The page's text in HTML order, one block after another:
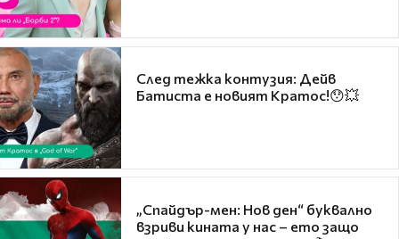
След тежка контузия: Дейв
Батиста е новият Кратос!😯💥
„Спайдър-мен: Нов ден“ буквално
взриви кината у нас – ето защо